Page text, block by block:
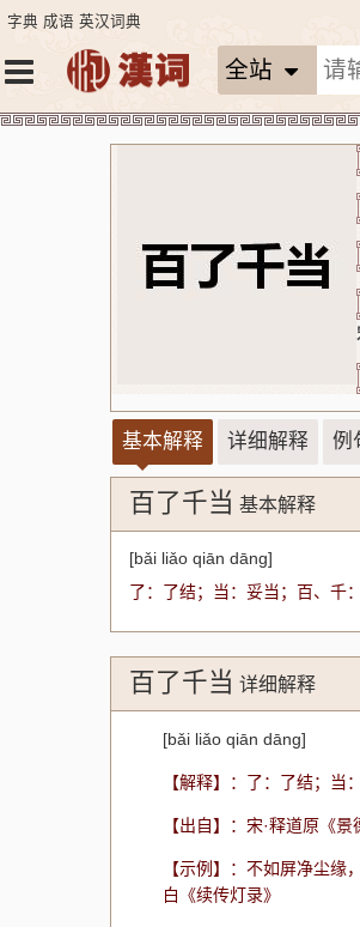
字典 成语 英汉词典
全站
基本解释 详细解释 例
百了千当 基本解释
[bǎi liǎo qiān dāng]
了：了结；当：妥当；百、千
百了千当 详细解释
[bǎi liǎo qiān dāng]
【解释】：了：了结；当
【出自】：宋·释道原《
【示例】：不如屏净尘
白《续传灯录》